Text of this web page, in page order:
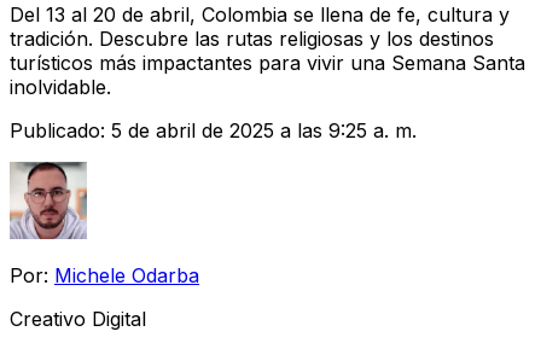
Del 13 al 20 de abril, Colombia se llena de fe, cultura y
tradición. Descubre las rutas religiosas y los destinos
turísticos más impactantes para vivir una Semana Santa
inolvidable.
Publicado: 5 de abril de 2025 a las 9:25 a. m.
Por: Michele Odarba
Creativo Digital